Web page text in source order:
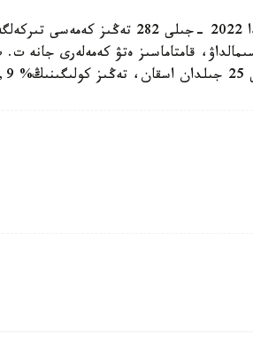
ەسكە سالا كەتەيىك، قازاقستاندا 2022 -
قامتاماسىز ەتۋ كەمەلەرى جانە ت.